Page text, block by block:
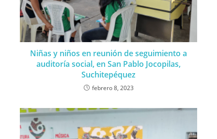
Niñas y niños en reunión de seguimiento a
auditoría social, en San Pablo Jocopilas,
Suchitepéquez
febrero 8, 2023